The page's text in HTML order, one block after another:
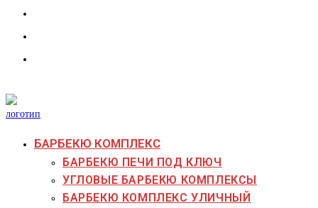
БАРБЕКЮ КОМПЛЕКС
БАРБЕКЮ ПЕЧИ ПОД КЛЮЧ
УГЛОВЫЕ БАРБЕКЮ КОМПЛЕКСЫ
БАРБЕКЮ КОМПЛЕКС УЛИЧНЫЙ